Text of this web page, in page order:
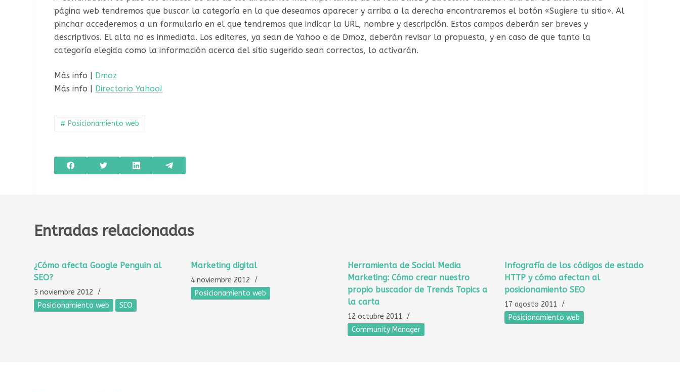
página web tendremos que buscar la categoría en la que deseamos aparecer y arriba a la derecha encontraremos el botón «Sugiere tu sitio». Al
pinchar accederemos a un formulario en el que tendremos que indicar la URL, nombre y descripción. Estos campos deberán ser breves y
descriptivos. El alta no es inmediata. Los editores, ya sean de Yahoo o de Dmoz, deberán revisar la propuesta, y en caso de que tanto la
categoría elegida como la información acerca del sitio sugerido sean correctos, lo activarán.
Más info | Dmoz
Más info | Directorio Yahoo!
# Posicionamiento web
Entradas relacionadas
¿Cómo afecta Google Penguin al
SEO?
5 noviembre 2012
Posicionamiento web
SEO
Marketing digital
4 noviembre 2012
Posicionamiento web
Herramienta de Social Media
Marketing: Cómo crear nuestro
propio buscador de Trends Topics a
la carta
12 octubre 2011
Community Manager
Infografía de los códigos de estado
HTTP y cómo afectan al
posicionamiento SEO
17 agosto 2011
Posicionamiento web